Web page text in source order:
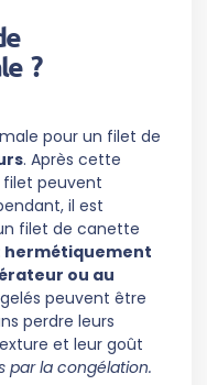
?
pour un filet de
. Après cette
peuvent
il est
filet de canette
hermétiquement
ou au
peuvent être
perdre leurs
et leur goût
par la congélation.